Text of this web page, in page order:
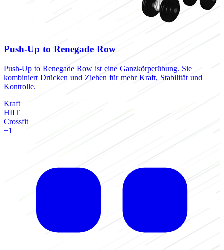
Push-Up to Renegade Row
Push-Up to Renegade Row ist eine Ganzkörperübung. Sie
kombiniert Drücken und Ziehen für mehr Kraft, Stabilität und
Kontrolle.
Kraft
HIIT
Crossfit
+1